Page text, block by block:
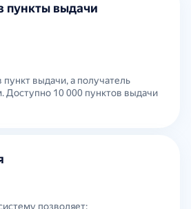
пункты выдачи
выдачи, а получатель
Доступно 10 000 пунктов выдачи
позволяет: